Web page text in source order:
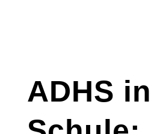
ADHS